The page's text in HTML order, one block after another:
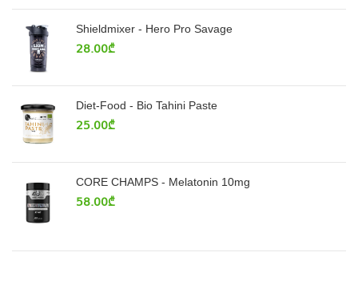
Shieldmixer - Hero Pro Savage
28.00₾
Diet-Food - Bio Tahini Paste
25.00₾
CORE CHAMPS - Melatonin 10mg
58.00₾